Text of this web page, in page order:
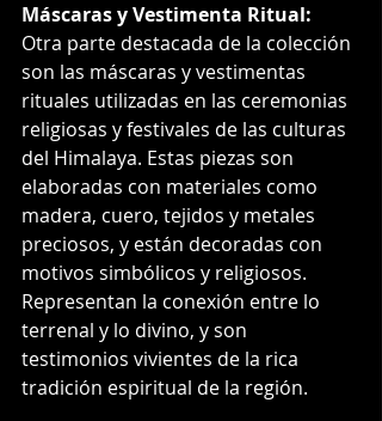
Máscaras y Vestimenta Ritual:
Otra parte destacada de la colección
son las máscaras y vestimentas
rituales utilizadas en las ceremonias
religiosas y festivales de las culturas
del Himalaya. Estas piezas son
elaboradas con materiales como
madera, cuero, tejidos y metales
preciosos, y están decoradas con
motivos simbólicos y religiosos.
Representan la conexión entre lo
terrenal y lo divino, y son
testimonios vivientes de la rica
tradición espiritual de la región.